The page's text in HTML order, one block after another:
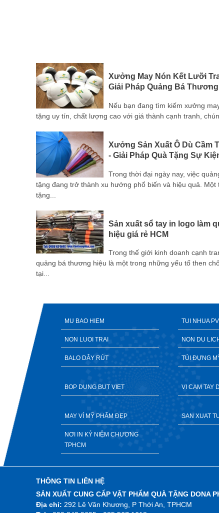
Xưởng May Nón Kết Lưỡi
Giải Pháp Quảng Bá
Nếu bạn đang tìm kiếm xưởng
tặng uy tín, chất lượng cao với giá thành cạnh tranh,
Xưởng Sản Xuất Ô Dù Cầm
- Giải Pháp Quà Tặng Sự
Trong thời đại ngày nay, việc
tặng đang trở thành xu hướng phổ biến và hiệu quả. Một
tặng...
Sản xuất sổ tay in logo làm
hiệu giá rẻ HCM
Trong thế giới kinh doanh cạnh
quảng bá thương hiệu là một trong những yếu tố then
tại...
MU BAO HIEM TUI NHUA
NON LUOI TRAI NON DU
BALO DÂY RÚT TÚI ĐỰNG
BOP DUNG BUT VIET VI CAM TAY
MAY VÍ MỸ PHẨM ĐẸP SAN XUAT
NƠI IN KỶ NIỆM CHƯƠNG
TPHCM
THÔNG TIN LIÊN HỆ
SẢN XUẤT CUNG CẤP VẬT PHẨM QUÀ TẶNG DONA
Địa chỉ: 292 Lê Văn Khương, P Thới An, TPHCM